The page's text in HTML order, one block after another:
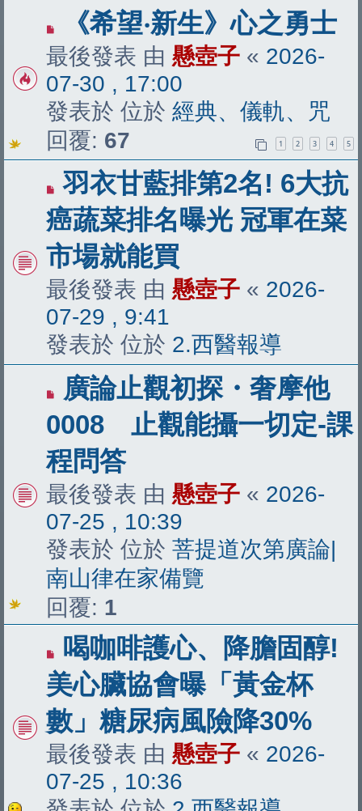
有
新
文
章
《希望‧新生》心之勇士
最後發表 由 懸壺子 « 2026-
07-30 , 17:00
發表於 位於 經典、儀軌、咒
回覆: 67 1 2 3 4 5
有
新
文
章
羽衣甘藍排第2名! 6大抗
癌蔬菜排名曝光 冠軍在菜
市場就能買
最後發表 由 懸壺子 « 2026-
07-29 , 9:41
發表於 位於 2.西醫報導
有
新
文
章
廣論止觀初探・奢摩他
0008 止觀能攝一切定-課
程問答
最後發表 由 懸壺子 « 2026-
07-25 , 10:39
發表於 位於 菩提道次第廣論|
南山律在家備覽
回覆: 1
有
新
文
章
喝咖啡護心、降膽固醇!
美心臟協會曝「黃金杯
數」糖尿病風險降30%
最後發表 由 懸壺子 « 2026-
07-25 , 10:36